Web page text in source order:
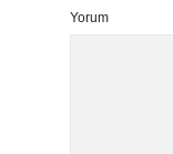
Yorum